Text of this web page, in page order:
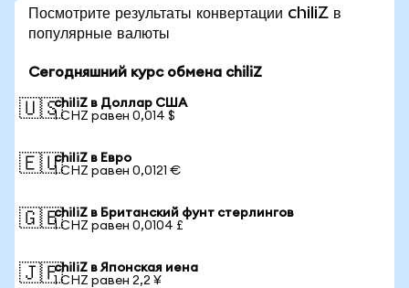
Посмотрите результаты конвертации chiliZ в
популярные валюты
Сегодняшний курс обмена chiliZ
🇺🇸chiliZ в Доллар США
1 CHZ равен 0,014 $
🇪🇺chiliZ в Евро
1 CHZ равен 0,0121 €
🇬🇧chiliZ в Британский фунт стерлингов
1 CHZ равен 0,0104 £
🇯🇵chiliZ в Японская иена
1 CHZ равен 2,2 ¥